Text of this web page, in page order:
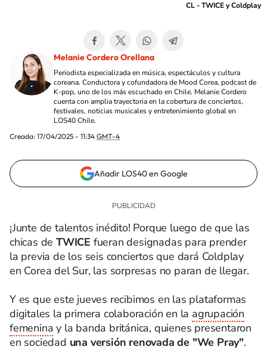
CL - TWICE y Coldplay
Melanie Cordero Orellana
Periodista especializada en música, espectáculos y cultura
coreana. Conductora y cofundadora de Mood Corea, podcast de
K-pop, uno de los más escuchado en Chile. Melanie Cordero
cuenta con amplia trayectoria en la cobertura de conciertos,
festivales, noticias musicales y entretenimiento global en
LOS40 Chile.
Creada: 17/04/2025 - 11:34 GMT-4
Añadir LOS40 en Google
¡Junte de talentos inédito! Porque luego de que las
chicas de TWICE fueran designadas para prender
la previa de los seis conciertos que dará Coldplay
en Corea del Sur, las sorpresas no paran de llegar.
Y es que este jueves recibimos en las plataformas
digitales la primera colaboración en la agrupación
femenina y la banda británica, quienes presentaron
en sociedad una versión renovada de "We Pray".